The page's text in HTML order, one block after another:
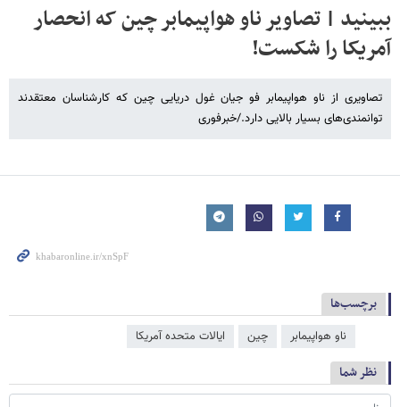
ببینید | تصاویر ناو هواپیمابر چین که انحصار
آمریکا را شکست!
تصاویری از ناو هواپیمابر فو جیان غول دریایی چین که کارشناسان معتقدند
توانمندی‌های بسیار بالایی دارد./خبرفوری
برچسب‌ها
ناو هواپیمابر چین ایالات متحده آمریکا
نظر شما